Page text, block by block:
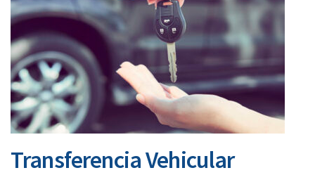
Transferencia Vehicular